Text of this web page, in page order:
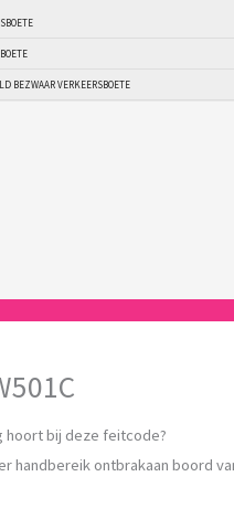
BEZWAAR VERKEERSBOETE
hoort bij deze feitcode?
handbereik ontbrakaan boord